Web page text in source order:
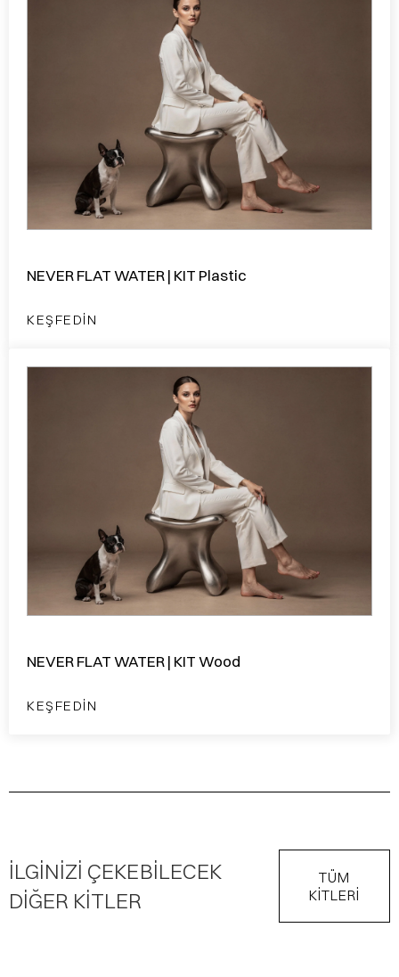
NEVER FLAT WATER | KIT Plastic
KEŞFEDIN
NEVER FLAT WATER | KIT Wood
KEŞFEDIN
ILGINIZI ÇEKEBILECEK
DIĞER KITLER
TÜM
KİTLERİ